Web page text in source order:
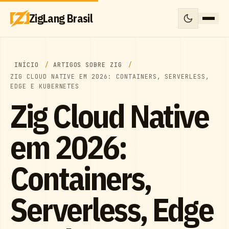
ZigLang Brasil
INÍCIO
ARTIGOS SOBRE ZIG
ZIG CLOUD NATIVE EM 2026: CONTAINERS, SERVERLESS,
EDGE E KUBERNETES
Zig Cloud Native
em 2026:
Containers,
Serverless, Edge